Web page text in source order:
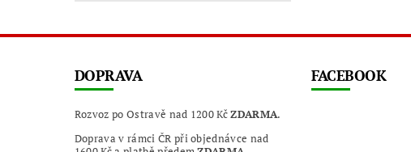
DOPRAVA
Rozvoz po Ostravě nad 1200 KčZDARMA.
Doprava v rámci ČR při objednávce nad
FACEBOOK